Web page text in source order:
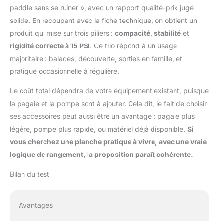
paddle sans se ruiner », avec un rapport qualité-prix jugé
solide. En recoupant avec la fiche technique, on obtient un
produit qui mise sur trois piliers : compacité, stabilité et
rigidité correcte à 15 PSI. Ce trio répond à un usage
majoritaire : balades, découverte, sorties en famille, et
pratique occasionnelle à régulière.
Le coût total dépendra de votre équipement existant, puisque
la pagaie et la pompe sont à ajouter. Cela dit, le fait de choisir
ses accessoires peut aussi être un avantage : pagaie plus
légère, pompe plus rapide, ou matériel déjà disponible. Si
vous cherchez une planche pratique à vivre, avec une vraie
logique de rangement, la proposition paraît cohérente.
Bilan du test
Avantages